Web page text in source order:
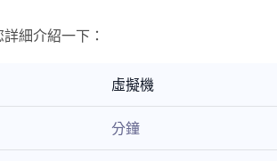
細介紹一下：
虛擬機
分鐘